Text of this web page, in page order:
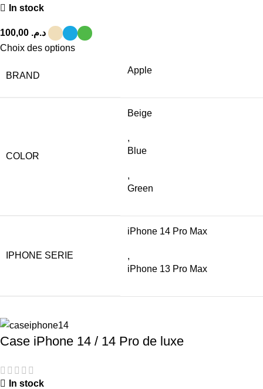
In stock
د.م.
Choix des options
BRAND
Apple
COLOR
Beige
,
Blue
,
Green
IPHONE SERIE
iPhone 14 Pro Max
,
iPhone 13 Pro Max
Case iPhone 14 / 14 Pro de luxe
In stock